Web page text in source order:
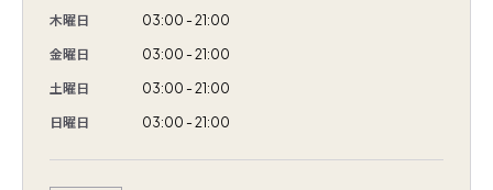
木曜日 03:00 - 21:00
金曜日 03:00 - 21:00
土曜日 03:00 - 21:00
日曜日 03:00 - 21:00